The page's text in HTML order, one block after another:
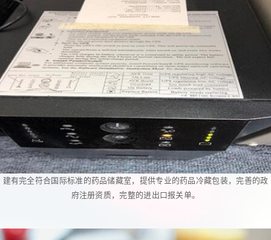
建有完全符合国际标准的药品储藏室，提供专业的药品冷藏包装，完善的政
府注册资质，完整的进出口报关单。